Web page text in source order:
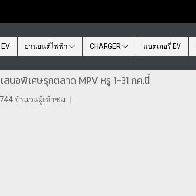
ยานยนต์ไฟฟ้า CHARGER แบตเตอรี่ EV
สนอพิเศษรุกตลาด MPV หรู 1-31 กค.นี้
744 จำนวนผู้เข้าชม |